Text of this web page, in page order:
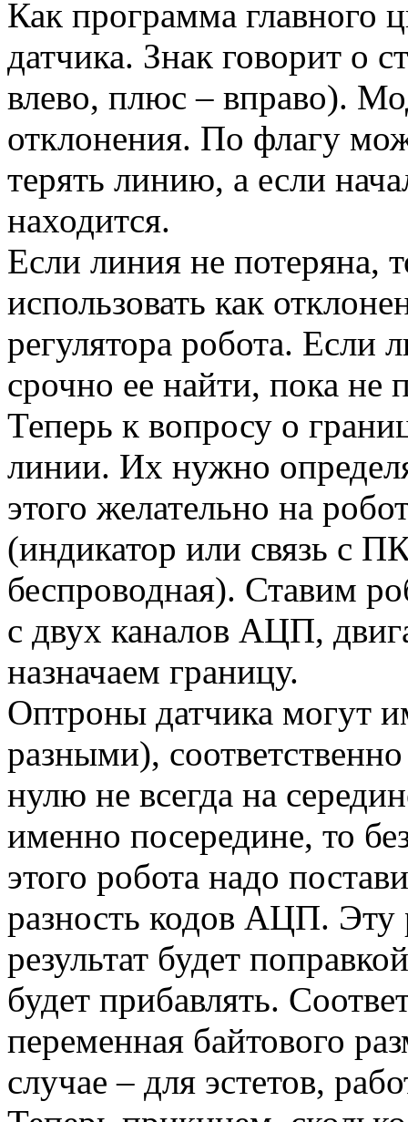
Как программа главного
датчика. Знак говорит о
влево, плюс – вправо).
отклонения. По флагу
терять линию, а если
находится.
Если линия не потеряна,
использовать как
регулятора робота. Если
срочно ее найти, пока не
Теперь к вопросу о
линии. Их нужно
этого желательно на
(индикатор или связь с
беспроводная). Ставим
с двух каналов АЦП,
назначаем границу.
Оптроны датчика могут
разными),
нулю не всегда на
именно посередине, то
этого робота надо
разность кодов АЦП. Эту
результат будет
будет прибавлять.
переменная байтового
случае – для эстетов,